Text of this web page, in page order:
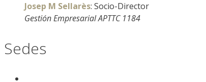
Josep M Sellarès: Socio-Director
Gestión Empresarial APTTC 1184
Sedes